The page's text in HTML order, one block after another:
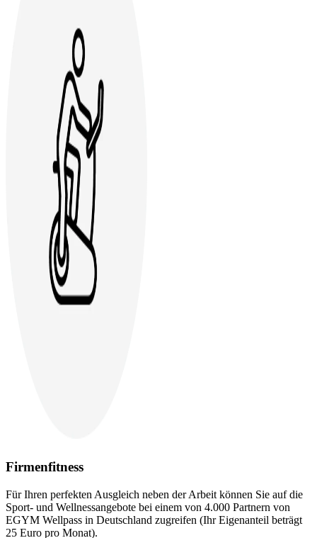
Firmenfitness
Für Ihren perfekten Ausgleich neben der Arbeit können Sie auf die
Sport- und Wellnessangebote bei einem von 4.000 Partnern von
EGYM Wellpass in Deutschland zugreifen (Ihr Eigenanteil beträgt
25 Euro pro Monat).